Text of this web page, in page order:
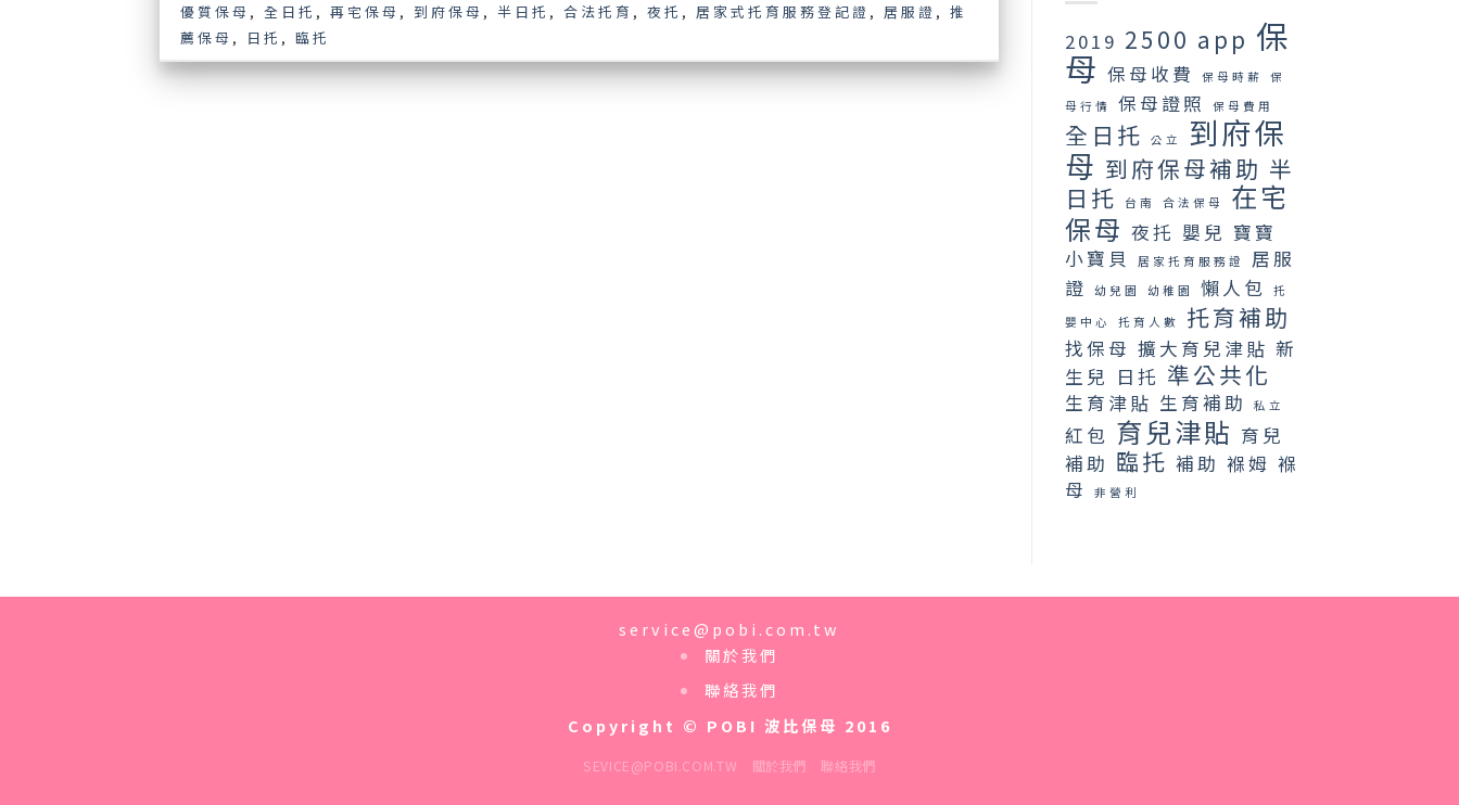
優質保母 ,全日托 ,再宅保母 , 到府保母 ,半日托 ,合法托育 ,夜托 , 居家式托育服務登記證 , 居服證 ,推
薦保母 , 日托 ,臨托 2019 2500 app 保
母 保母收費 保母時薪
保
母行情
保母證照 保母費用
全日托 公立 到府保
母 到府保母補助 半
日托
台南 合法保母
在宅
保母 夜托 嬰兒 寶寶
小寶貝
居家托育服務證
居服
證
幼兒園 幼稚園 懶人包
托
嬰中心
托育人數 托育補助
找保母 擴大育兒津貼 新
生兒 日托 準公共化
生育津貼 生育補助 私立
紅包 育兒津貼 育兒
補助 臨托 補助 褓姆 褓
母
非營利
service@pobi.com.tw
關於我們
聯絡我們
Copyright © POBI 波比保母 2016
SEVICE@POBI.COM.TW 關於我們 聯絡我們